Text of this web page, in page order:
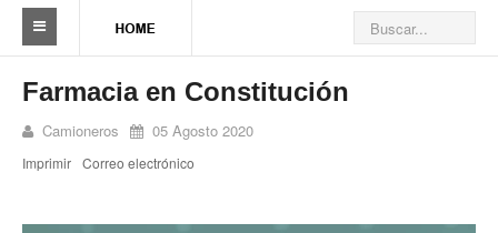
Sindicato
Reseña histórica
Autoridades
Farmacia en Constitución
Camioneros 05 Agosto 2020
Imprimir Correo electrónico